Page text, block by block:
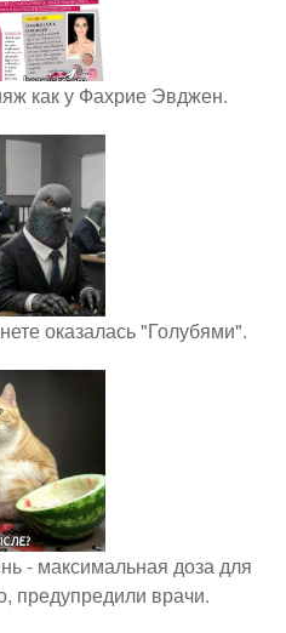
как у Фахрие Эвджен.
оказалась "Голубями".
- максимальная доза для
предупредили врачи.